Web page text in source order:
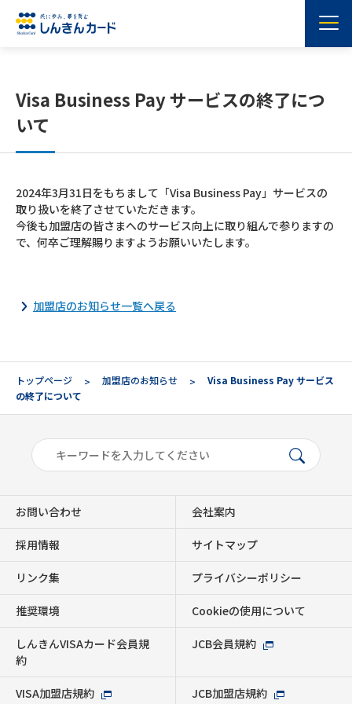
Visa Business Pay サービスの終了につ
いて
2024年3月31日をもちまして「Visa Business Pay」サービスの
取り扱いを終了させていただきます。
今後も加盟店の皆さまへのサービス向上に取り組んで参りますの
で、何卒ご理解賜りますようお願いいたします。
加盟店のお知らせ一覧へ戻る
トップページ 加盟店のお知らせ
Visa Business Pay サービス
の終了について
お問い合わせ 会社案内
採用情報 サイトマップ
リンク集 プライバシーポリシー
推奨環境 Cookieの使用について
しんきんVISAカード会員規
約
JCB会員規約
VISA加盟店規約 JCB加盟店規約